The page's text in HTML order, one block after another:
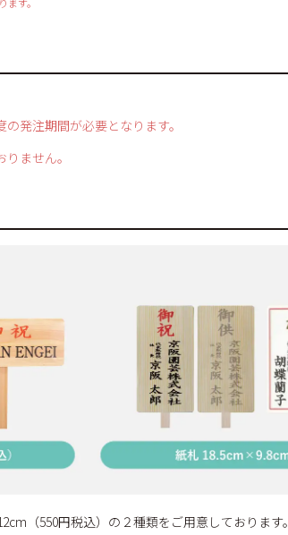
発注期間が必要となります。
ません。
（550円税込）の２種類をご用意しております